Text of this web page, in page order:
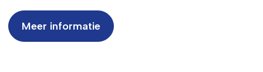
Meer informatie